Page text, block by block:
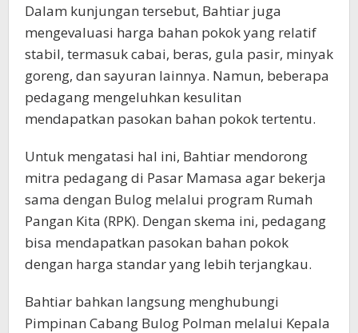
Dalam kunjungan tersebut, Bahtiar juga
mengevaluasi harga bahan pokok yang relatif
stabil, termasuk cabai, beras, gula pasir, minyak
goreng, dan sayuran lainnya. Namun, beberapa
pedagang mengeluhkan kesulitan
mendapatkan pasokan bahan pokok tertentu.
Untuk mengatasi hal ini, Bahtiar mendorong
mitra pedagang di Pasar Mamasa agar bekerja
sama dengan Bulog melalui program Rumah
Pangan Kita (RPK). Dengan skema ini, pedagang
bisa mendapatkan pasokan bahan pokok
dengan harga standar yang lebih terjangkau.
Bahtiar bahkan langsung menghubungi
Pimpinan Cabang Bulog Polman melalui Kepala